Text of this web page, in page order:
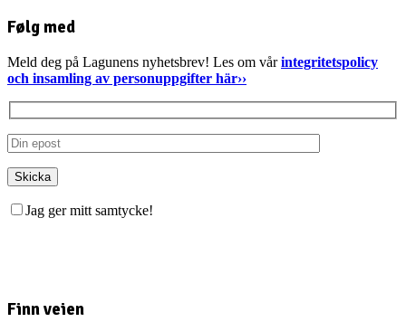
Følg med
Meld deg på Lagunens nyhetsbrev! Les om vårintegritetspolicy
och insamling av personuppgifter här››
Jag ger mitt samtycke!
Finn veien